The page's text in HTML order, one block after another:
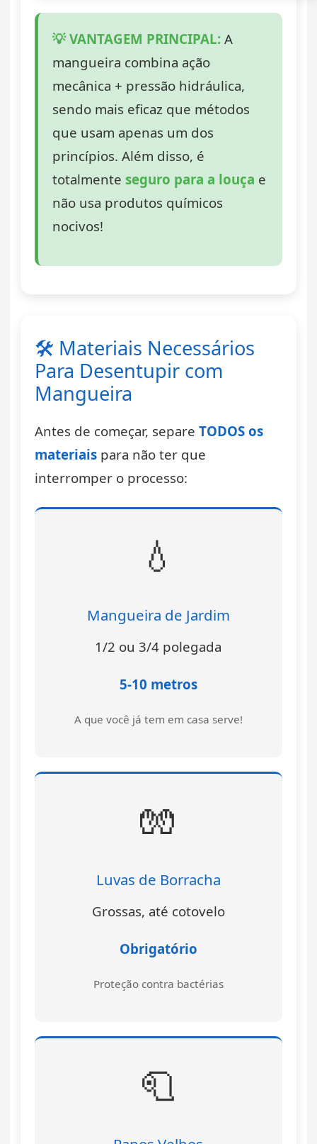
💡 VANTAGEM PRINCIPAL:A
mangueira combina ação
mecânica + pressão hidráulica,
sendo mais eficaz que métodos
que usam apenas um dos
princípios. Além disso, é
totalmente seguro para a louça e
não usa produtos químicos
nocivos!
🛠️ Materiais Necessários
Para Desentupir com
Mangueira
Antes de começar, separe TODOS os
materiaispara não ter que
interromper o processo:
💧
Mangueira de Jardim
1/2 ou 3/4 polegada
5-10 metros
A que você já tem em casa serve!
🧤
Luvas de Borracha
Grossas, até cotovelo
Obrigatório
Proteção contra bactérias
🧻